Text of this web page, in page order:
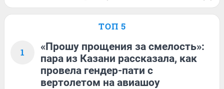
ТОП 5
1
«Прошу прощения за смелость»:
пара из Казани рассказала, как
провела гендер-пати с
вертолетом на авиашоу